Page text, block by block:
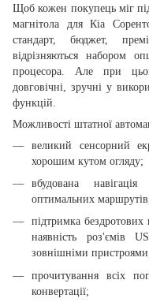
Щоб кожен покупець міг
магнітола для Кіа
стандарт, бюджет,
відрізняються набором
процесора. Але при
довговічні, зручні у
функцій.
Можливості штатної
великий сенсорний
хорошим кутом огляду;
вбудована
оптимальних
підтримка
наявність роз'ємів
зовнішніми
прочитування всіх
конвертації;